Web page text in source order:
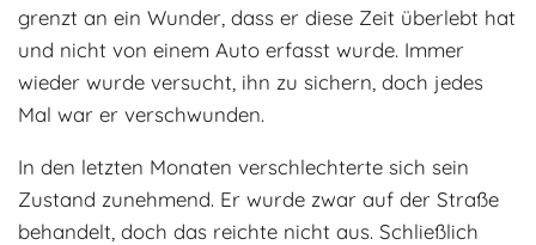
Zuhause gesucht
Zuhause gefunden
Regenbogenbrücke
Adoptantenberichte
Infos rund um die Katze
Kontakt
Interessentenbogen
Kontaktformular
FAQ
Blog
grenzt an ein Wunder, dass er diese Zeit überlebt hat
und nicht von einem Auto erfasst wurde. Immer
wieder wurde versucht, ihn zu sichern, doch jedes
Mal war er verschwunden.
In den letzten Monaten verschlechterte sich sein
Zustand zunehmend. Er wurde zwar auf der Straße
behandelt, doch das reichte nicht aus. Schließlich